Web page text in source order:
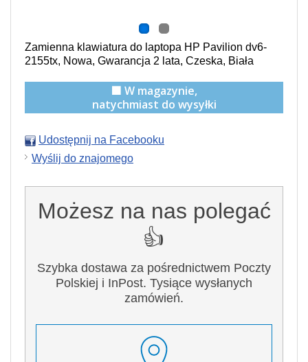
Zamienna klawiatura do laptopa HP Pavilion dv6-
2155tx, Nowa, Gwarancja 2 lata, Czeska, Biała
🟩 W magazynie,
natychmiast do wysyłki
Udostępnij na Facebooku
Wyślij do znajomego
Możesz na nas polegać
👍
Szybka dostawa za pośrednictwem Poczty
Polskiej i InPost. Tysiące wysłanych
zamówień.